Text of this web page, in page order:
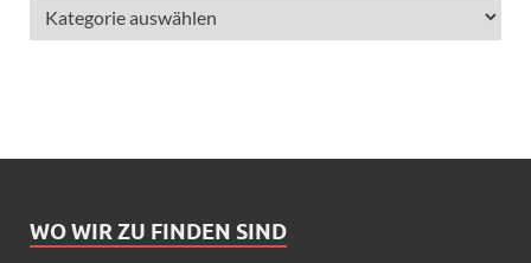
WO WIR ZU FINDEN SIND